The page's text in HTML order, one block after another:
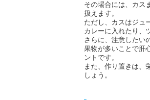
その場合には、カス
扱えます。
ただし、カスはジュ
カレーに入れたり、
さらに、注意したい
果物が多いことで肝
ントです。
また、作り置きは、
しょう。